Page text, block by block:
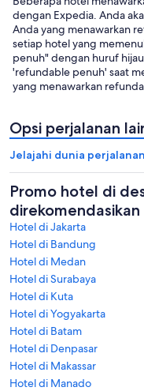
dengan Expedia. Anda
Anda yang menawarkan
setiap hotel yang
penuh" dengan huruf
'refundable penuh' saat
yang menawarkan
Opsi perjalanan
Jelajahi dunia
Promo hotel di
direkomendasikan
Hotel di Jakarta
Hotel di Bandung
Hotel di Medan
Hotel di Surabaya
Hotel di Kuta
Hotel di Yogyakarta
Hotel di Batam
Hotel di Denpasar
Hotel di Makassar
Hotel di Manado